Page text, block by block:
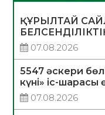
ҚҰРЫЛТАЙ
07.08.2026
5547 әскери
күні» іс-шарасы
07.08.2026